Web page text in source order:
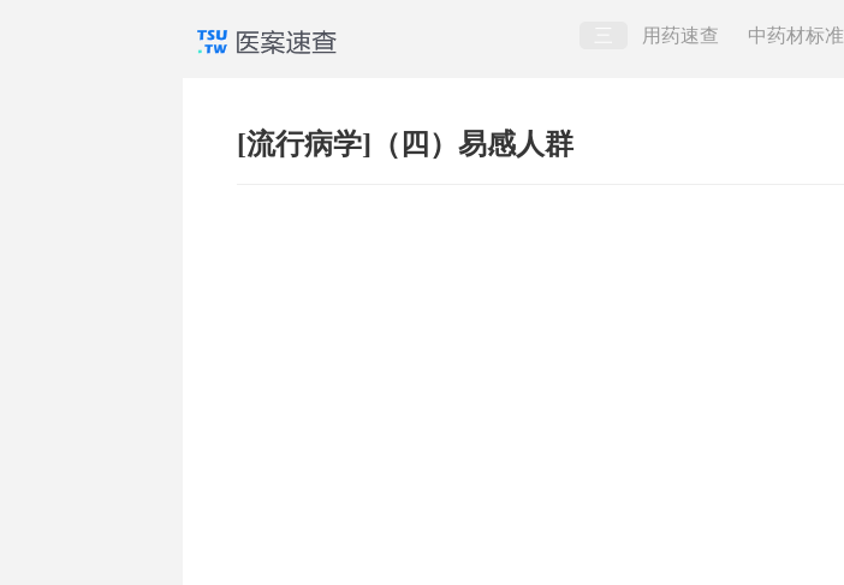
用药速查 中药材标准
[流行病学]（四）易感人群